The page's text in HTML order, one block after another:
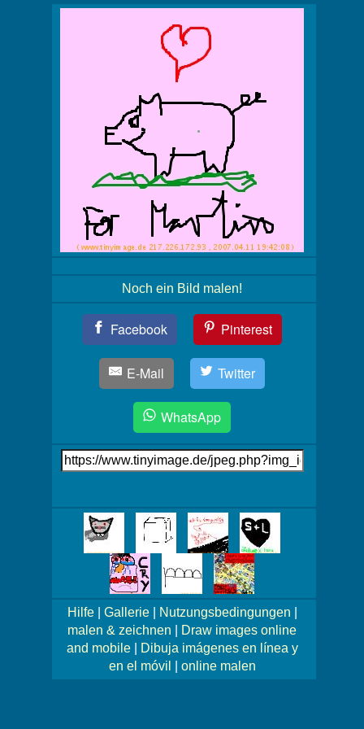
Noch ein Bild malen!
Facebook Pinterest
E-Mail Twitter
WhatsApp
Link
auf's
Bilder!
Hilfe| Gallerie| Nutzungsbedingungen
malen & zeichnen
Draw images online
and mobile|
Dibuja imágenes en línea y
en el móvil
online malen